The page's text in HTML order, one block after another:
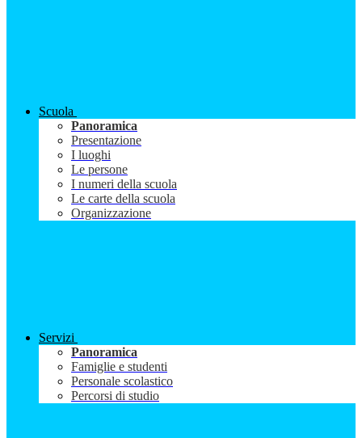
Scuola
Panoramica
Presentazione
I luoghi
Le persone
I numeri della scuola
Le carte della scuola
Organizzazione
Servizi
Panoramica
Famiglie e studenti
Personale scolastico
Percorsi di studio